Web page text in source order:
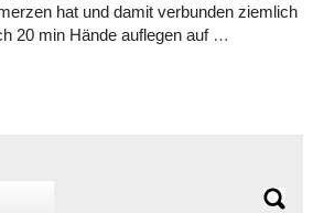
hat und damit verbunden ziemlich
20 min Hände auflegen auf …